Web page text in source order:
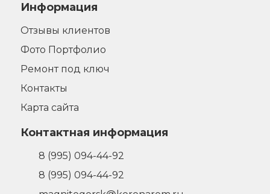
Информация
Отзывы клиентов
Фото Портфолио
Ремонт под ключ
Контакты
Карта сайта
Контактная информация
8 (995) 094-44-92
8 (995) 094-44-92